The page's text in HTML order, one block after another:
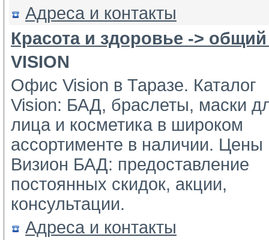
Адреса и контакты
Красота и здоровье ->
VISION
Офис Vision в Таразе. Каталог
Vision: БАД, браслеты, маски
лица и косметика в широком
ассортименте в наличии. Цены
Визион БАД: предоставление
постоянных скидок, акции,
консультации.
Адреса и контакты